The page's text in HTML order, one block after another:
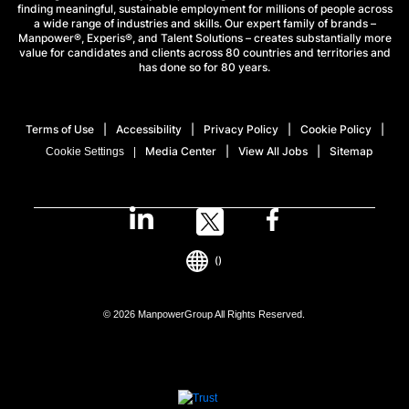
finding meaningful, sustainable employment for millions of people across
a wide range of industries and skills. Our expert family of brands –
Manpower®, Experis®, and Talent Solutions – creates substantially more
value for candidates and clients across 80 countries and territories and
has done so for 80 years.
Terms of Use Accessibility Privacy Policy Cookie Policy
Cookie Settings Media Center View All Jobs Sitemap
© 2026 ManpowerGroup All Rights Reserved.
()